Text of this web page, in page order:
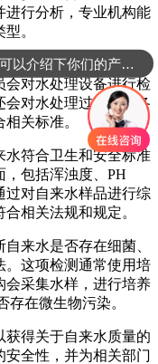
进行分析，专业机构能
。
保自来水清洁和安全
会对水处理设备进行检
对水处理过程中的各
关标准。
符合卫生和安全标准
，包括浑浊度、PH
过对自来水样品进行综
相关法规和规定。
来水是否存在细菌、
。这项检测通常使用培
会采集水样，进行培养
在微生物污染。
得关于自来水质量的
全性，并为相关部门
可以介绍下你们的产品么